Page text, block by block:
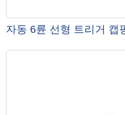
자동 6륜 선형 트리거 캡